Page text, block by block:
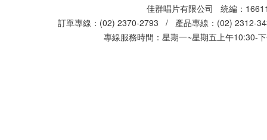
佳群唱片有限公司 統編：
訂單專線：(02) 2370-2793 / 產品專線：(02)
專線服務時間：星期一~星期五上午10:30-